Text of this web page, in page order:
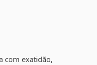
com exatidão,